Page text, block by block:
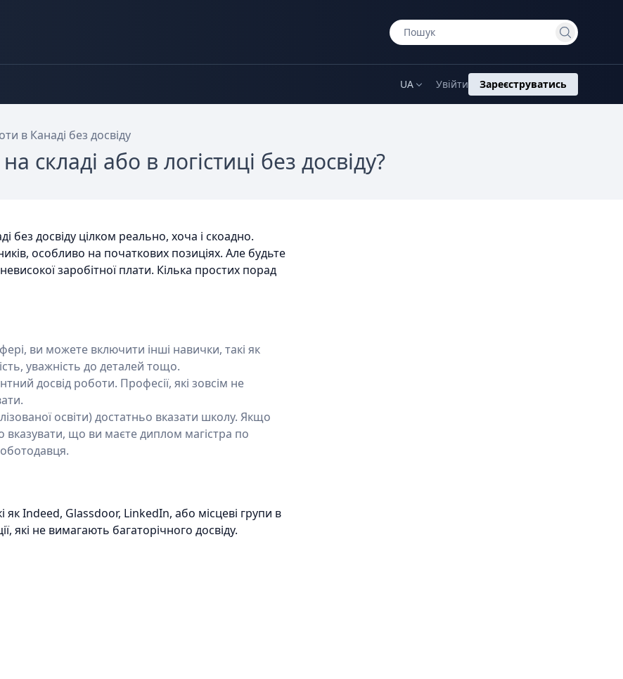
UA Увійти Зареєструватись
в Канаді без досвіду
складі або в логістиці без досвіду?
без досвіду цілком реально, хоча і скоадно.
особливо на початкових позиціях. Але будьте
заробітної плати. Кілька простих порад
ви можете включити інші навички, такі як
уважність до деталей тощо.
досвід роботи. Професії, які зовсім не
освіти) достатньо вказати школу. Якщо
вказувати, що ви маєте диплом магістра по
Indeed, Glassdoor, LinkedIn, або місцеві групи в
які не вимагають багаторічного досвіду.